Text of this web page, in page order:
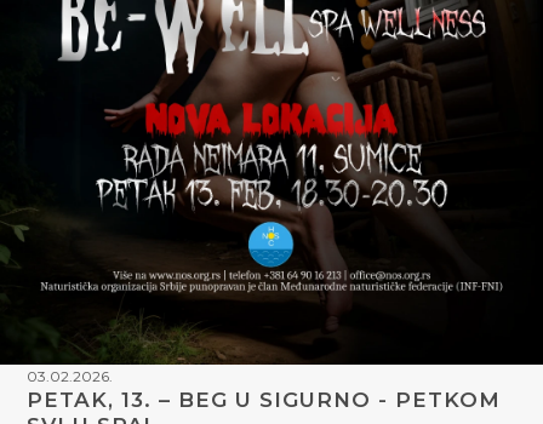
03.02.2026.
PETAK, 13. – BEG U SIGURNO - PETKOM